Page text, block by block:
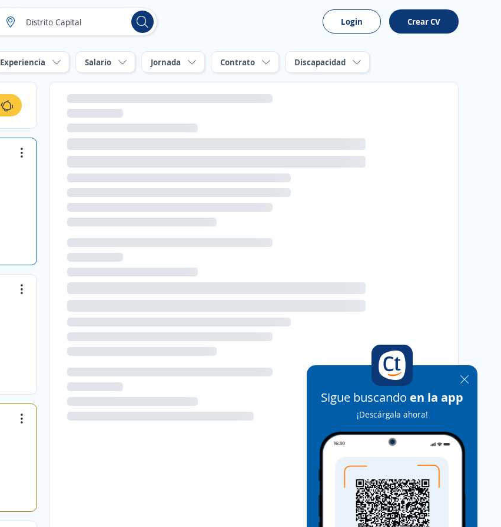
Login Crear CV
Experiencia Salario Jornada Contrato Discapacidad
Sigue buscando en la app
¡Descárgala ahora!